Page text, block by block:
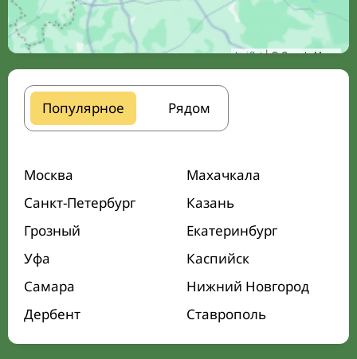
Leaflet| © Google Maps
Популярное Рядом
Москва
Махачкала
Санкт-Петербург
Казань
Грозный
Екатеринбург
Уфа
Каспийск
Самара
Нижний Новгород
Дербент
Ставрополь